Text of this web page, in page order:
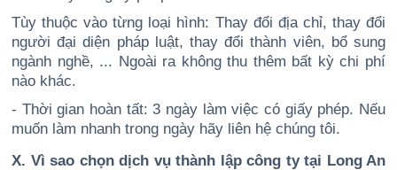
Tùy thuộc vào từng loại hình: Thay đổi địa chỉ, thay đổi
người đại diện pháp luật, thay đổi thành viên, bổ sung
ngành nghề, ... Ngoài ra không thu thêm bất kỳ chi phí
nào khác.
- Thời gian hoàn tất: 3 ngày làm việc có giấy phép. Nếu
muốn làm nhanh trong ngày hãy liên hệ chúng tôi.
X. Vì sao chọn dịch vụ thành lập công ty tại Long An